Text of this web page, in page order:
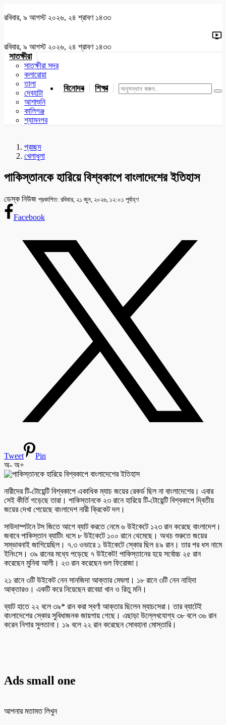
রবিবার, ৯ আগস্ট ২০২৬, ২৪ শ্রাবণ ১৪৩৩
রবিবার, ৯ আগস্ট ২০২৬, ২৪ শ্রাবণ ১৪৩৩
সাতক্ষীরা
সাতক্ষীরা সদর
কলারোয়া
তালা
দেবহাটা
আশাশুনি
কালিগঞ্জ
শ্যামনগর
বিনোদন শিক্ষা খেলাধুলা জাতীয় যশোর
প্রচ্ছদ
খেলাধুলা
পাকিস্তানকে হারিয়ে বিশ্বকাপে বাংলাদেশের ইতিহাস
ডেস্ক নিউজ প্রকাশিত: রবিবার, ২১ জুন, ২০২৬, ১২:০১ পূর্বাহ্ণ
Facebook
Tweet
Pin
অ- অ+
নারীদের টি-টোয়েন্টি বিশ্বকাপে একাধিক ম্যাচ জয়ের রেকর্ড ছিল না বাংলাদেশের। এবার
সেই কীর্তি গড়েছে তারা। পাকিস্তানকে ২৩ রানে হারিয়ে টি-টোয়েন্টি বিশ্বকাপে দ্বিতীয়
জয়ের দেখা পেয়েছে বাংলাদেশ নারী ক্রিকেট দল।
সাউদাম্পটনে টস জিতে আগে ব্যাট করতে নেমে ৬ উইকেটে ১২৩ রান করেছে বাংলাদেশ।
জবাবে পাকিস্তান ব্যাটিং ধসে ৮ উইকেটে ১০০ রানে থেমেছে। অথচ শুরুতে জয়ের
সম্ভাবনাই জাগিয়েছিল। ৭.৩ ওভারে ১ উইকেটে স্কোর ছিল ৪৯ রান। তার পর ধস নামে
ইনিংসে। ৩৯ রানের মধ্যে পড়েছে ৭ উইকেট! পাকিস্তানের হয়ে সর্বোচ্চ ২৫ রান
করেছেন মুনিবা আলী। ২৩ রান করেছেন গুল ফিরোজা।
২১ রানে ৩টি উইকেট নেন সানজিদা আক্তার মেঘলা। ১৮ রানে ৩টি নেন নাহিদা
আক্তারও। একটি করে নিয়েছেন রাবেয়া খান ও রিতু মনি।
ব্যাট হাতে ২২ বলে ৩৯* রান করা স্বর্ণা আক্তার ছিলেন ম্যাচসেরা। তার ব্যাটেই
বাংলাদেশের স্কোর সুবিধাজনক জায়গায় গেছে। এছাড়া উল্লেখযোগ্য ৩৮ বলে ৩৬ রান
করেন নিগার সুলতানা। ১৯ বলে ২২ রান করেছেন সোবহানা মোস্তারি।
Ads small one
আপনার মতামত লিখুন